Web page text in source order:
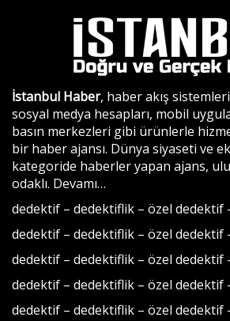
İstanbul Haber, haber akış
sosyal medya hesapları, mobil
basın merkezleri gibi ürünlerle
bir haber ajansı. Dünya siyaseti ve
kategoride haberler yapan ajans,
odaklı. Devamı…
dedektif – dedektiflik – özel dedektif
dedektif – dedektiflik – özel dedektif
dedektif – dedektiflik – özel dedektif
dedektif – dedektiflik – özel dedektif
dedektif – dedektiflik – özel dedektif